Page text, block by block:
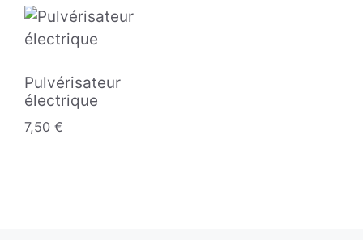
Pulvérisateur
électrique
7,50 €